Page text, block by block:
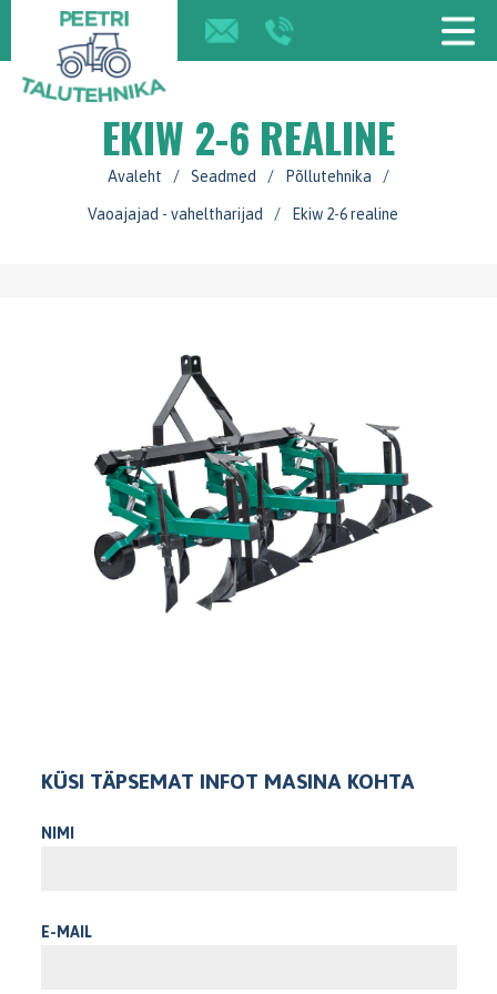
EKIW 2-6 REALINE
Avaleht / Seadmed / Põllutehnika /
Vaoajajad - vaheltharijad / Ekiw 2-6 realine
KÜSI TÄPSEMAT INFOT MASINA KOHTA
NIMI
E-MAIL